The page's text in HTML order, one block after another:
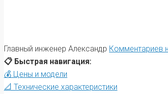
Главный инженер Александр Комментариев
📋 Быстрая навигация:
💰 Цены и модели
📐 Технические характеристики